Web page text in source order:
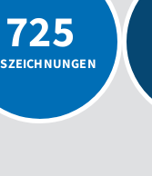
725